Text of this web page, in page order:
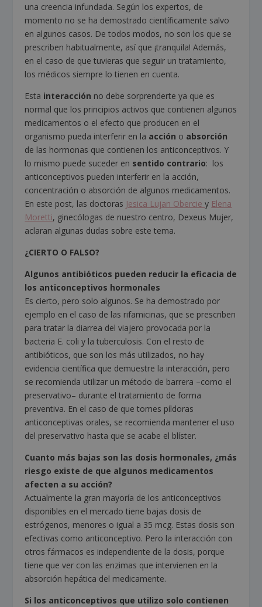
una creencia infundada. Según los expertos, de
momento no se ha demostrado científicamente salvo
en algunos casos. De todos modos, no son los que se
prescriben habitualmente, así que ¡tranquila! Además,
en el caso de que tuvieras que seguir un tratamiento,
los médicos siempre lo tienen en cuenta.
Esta interacción no debe sorprenderte ya que es
normal que los principios activos que contienen algunos
medicamentos o el efecto que producen en el
organismo pueda interferir en la acción o absorción
de las hormonas que contienen los anticonceptivos. Y
lo mismo puede suceder en sentido contrario: los
anticonceptivos pueden interferir en la acción,
concentración o absorción de algunos medicamentos.
En este post, las doctoras Jesica Lujan Oberciey Elena
Moretti, ginecólogas de nuestro centro, Dexeus Mujer,
aclaran algunas dudas sobre este tema.
¿CIERTO O FALSO?
Algunos antibióticos pueden reducir la eficacia de
los anticonceptivos hormonales
Es cierto, pero solo algunos. Se ha demostrado por
ejemplo en el caso de las rifamicinas, que se prescriben
para tratar la diarrea del viajero provocada por la
bacteria E. coli y la tuberculosis. Con el resto de
antibióticos, que son los más utilizados, no hay
evidencia científica que demuestre la interacción, pero
se recomienda utilizar un método de barrera –como el
preservativo– durante el tratamiento de forma
preventiva. En el caso de que tomes píldoras
anticonceptivas orales, se recomienda mantener el uso
del preservativo hasta que se acabe el blíster.
Cuanto más bajas son las dosis hormonales, ¿más
riesgo existe de que algunos medicamentos
afecten a su acción?
Actualmente la gran mayoría de los anticonceptivos
disponibles en el mercado tiene bajas dosis de
estrógenos, menores o igual a 35 mcg. Estas dosis son
efectivas como anticonceptivo. Pero la interacción con
otros fármacos es independiente de la dosis, porque
tiene que ver con las enzimas que intervienen en la
absorción hepática del medicamente.
Si los anticonceptivos que utilizo solo contienen